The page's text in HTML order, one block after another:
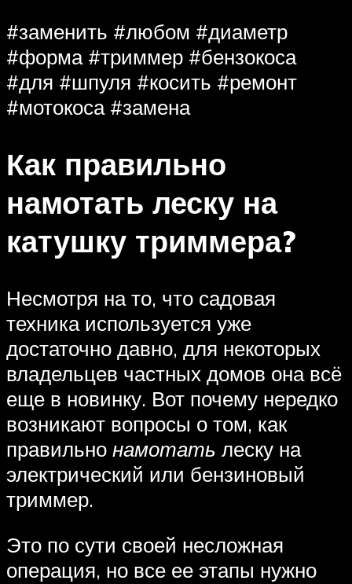
#заменить #любом #диаметр
#форма #триммер #бензокоса
#для #шпуля #косить #ремонт
#мотокоса #замена
Как правильно
намотать леску на
катушку триммера?
Несмотря на то, что садовая
техника используется уже
достаточно давно, для некоторых
владельцев частных домов она всё
еще в новинку. Вот почему нередко
возникают вопросы о том, как
правильно намотать леску на
электрический или бензиновый
триммер.
Это по сути своей несложная
операция, но все ее этапы нужно